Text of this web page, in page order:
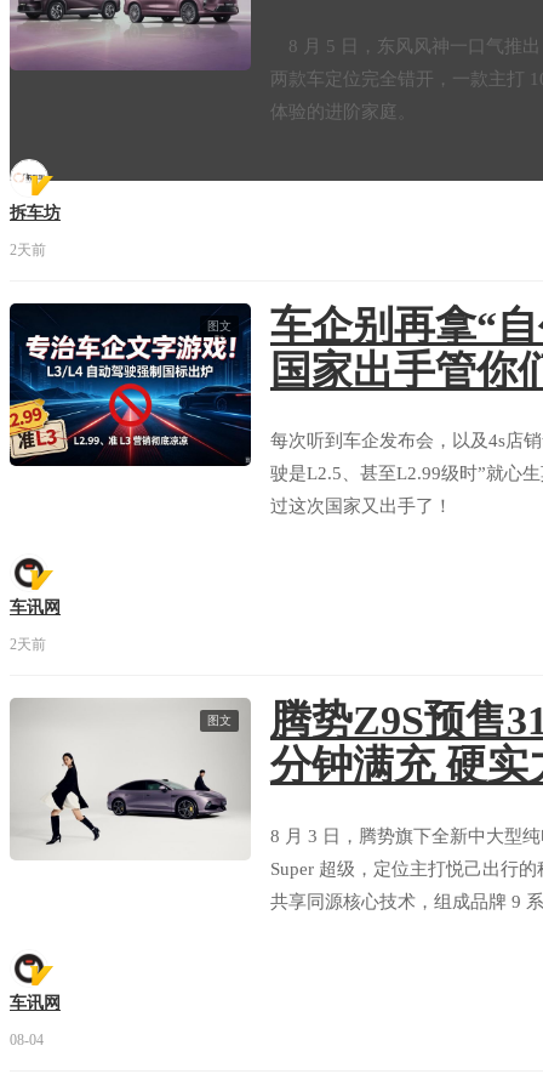
8 月 5 日，东风风神一口气推
两款车定位完全错开，一款主打
体验的进阶家庭。
拆车坊
2天前
图文
车企别再拿“
国家出手管你
每次听到车企发布会，以及4s店
驶是L2.5、甚至L2.99级时”就心
过这次国家又出手了！
车讯网
2天前
图文
腾势Z9S预售
分钟满充 硬实
8 月 3 日，腾势旗下全新中大型
Super 超级，定位主打悦己出行
共享同源核心技术，组成品牌 9
车讯网
08-04